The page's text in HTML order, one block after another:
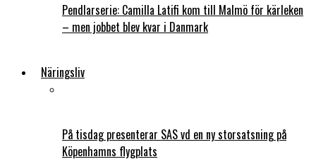
Pendlarserie: Camilla Latifi kom till Malmö för kärleken
– men jobbet blev kvar i Danmark
Näringsliv
På tisdag presenterar SAS vd en ny storsatsning på
Köpenhamns flygplats